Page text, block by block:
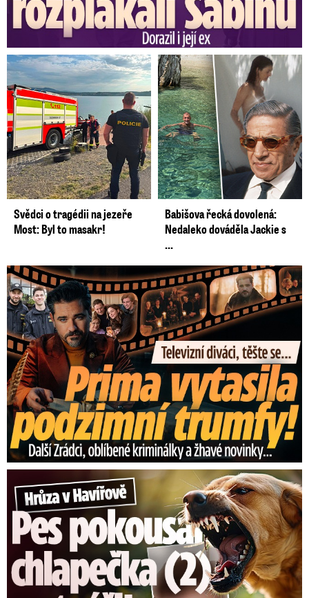
Svědci o tragédii na jezeře
Most: Byl to masakr!
Babišova řecká dovolená:
Nedaleko dováděla Jackie s
...
Prima vytasila podzimní trumfy! Další Zrádci a žhavé novinky
Hrůza v Havířově: Pes pokousal chlapečka (2) ve tváři!